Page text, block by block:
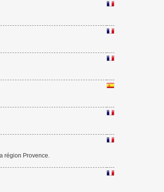
région Provence.